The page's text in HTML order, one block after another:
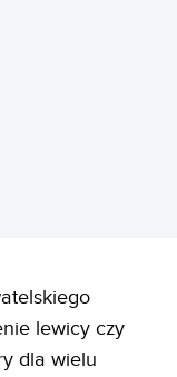
lewicy czy
dla wielu